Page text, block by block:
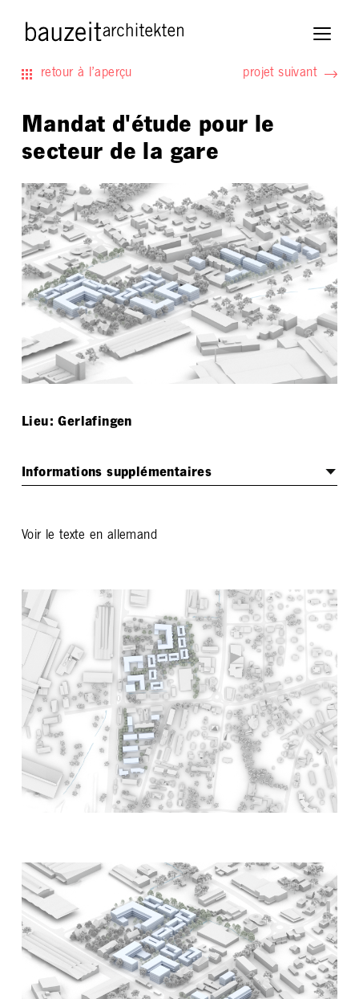
retour à l’aperçu projet suivant
Mandat d'étude pour le
secteur de la gare
Lieu: Gerlafingen
Informations supplémentaires
Mandat d'étude, 2022
Commune de Gerlafingen
Collaborations
Weber + Brönnimann Landschaftsarchitekten
SP
20'372 m2
Voir le texte en allemand